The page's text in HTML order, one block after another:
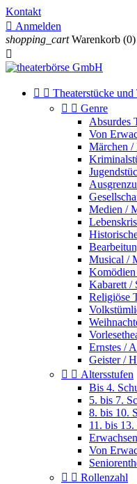
Kontakt
 Anmelden
shopping_cart Warenkorb (0)

  Theaterstücke und
  Genre
Absurdes
Von
Märchen /
Medien /
Musical /
Kabarett /
Religiöse
Ernstes /
Geister /
  Altersstufen
Bis 4.
5. bis 7.
8. bis 10.
11. bis
Von
  Rollenzahl